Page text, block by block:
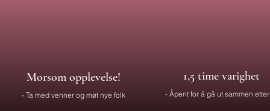
Morsom opplevelse!
- Ta med venner og møt nye folk
1,5 time varighet
- Åpent for å gå ut sammen